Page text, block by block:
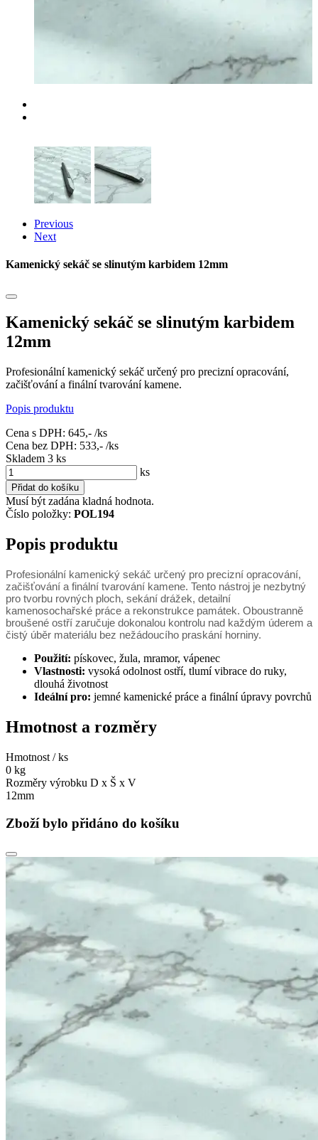
Previous
Next
Kamenický sekáč se slinutým karbidem 12mm
Kamenický sekáč se slinutým karbidem
12mm
Profesionální kamenický sekáč určený pro precizní opracování,
začišťování a finální tvarování kamene.
Popis produktu
Cena s DPH: 645,- /ks
Cena bez DPH: 533,- /ks
Skladem 3 ks
ks
Přidat do košíku
Musí být zadána kladná hodnota.
Číslo položky: POL194
Popis produktu
Profesionální kamenický sekáč určený pro precizní opracování,
začišťování a finální tvarování kamene. Tento nástroj je nezbytný
pro tvorbu rovných ploch, sekání drážek, detailní
kamenosochařské práce a rekonstrukce památek. Oboustranně
broušené ostří zaručuje dokonalou kontrolu nad každým úderem a
čistý úběr materiálu bez nežádoucího praskání horniny.
Použití: pískovec, žula, mramor, vápenec
Vlastnosti: vysoká odolnost ostří, tlumí vibrace do ruky,
dlouhá životnost
Ideální pro: jemné kamenické práce a finální úpravy povrchů
Hmotnost a rozměry
Hmotnost / ks
0 kg
Rozměry výrobku D x Š x V
12mm
Zboží bylo přidáno do košíku